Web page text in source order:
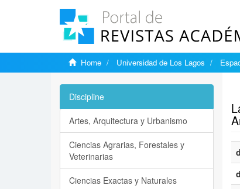
Home Universidad de Los Lagos
Discipline
Artes, Arquitectura y Urbanismo
Ciencias Agrarias, Forestales y
Veterinarias
Ciencias Exactas y Naturales